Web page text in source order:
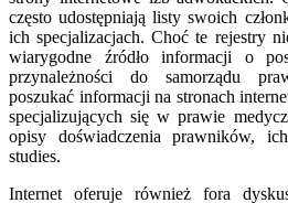
często udostępniają listy swoich
ich specjalizacjach. Choć te rejestry
wiarygodne źródło informacji o
przynależności do samorządu
poszukać informacji na stronach
specjalizujących się w prawie
opisy doświadczenia prawników,
studies.
Internet oferuje również fora